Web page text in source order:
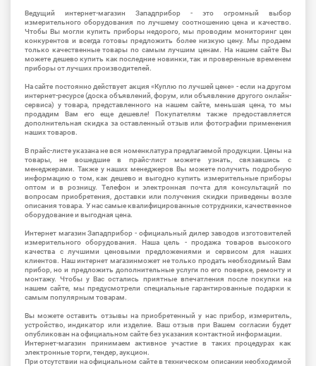
Ведущий интернет-магазин Западприбор - это огромный выбор
измерительного оборудования по лучшему соотношению цена и качество.
Чтобы Вы могли купить приборы недорого, мы проводим мониторинг цен
конкурентов и всегда готовы предложить более низкую цену. Мы продаем
только качественные товары по самым лучшим ценам. На нашем сайте Вы
можете дешево купить как последние новинки, так и проверенные временем
приборы от лучших производителей.
На сайте постоянно действует акция «Куплю по лучшей цене» - если на другом
интернет-ресурсе (доска объявлений, форум, или объявление другого онлайн-
сервиса) у товара, представленного на нашем сайте, меньшая цена, то мы
продадим Вам его еще дешевле! Покупателям также предоставляется
дополнительная скидка за оставленный отзыв или фотографии применения
наших товаров.
В прайс-листе указана не вся номенклатура предлагаемой продукции. Цены на
товары, не вошедшие в прайс-лист можете узнать, связавшись с
менеджерами. Также у наших менеджеров Вы можете получить подробную
информацию о том, как дешево и выгодно купить измерительные приборы
оптом и в розницу. Телефон и электронная почта для консультаций по
вопросам приобретения, доставки или получения скидки приведены возле
описания товара. У нас самые квалифицированные сотрудники, качественное
оборудование и выгодная цена.
Интернет магазин Западприбор - официальный дилер заводов изготовителей
измерительного оборудования. Наша цель - продажа товаров высокого
качества с лучшими ценовыми предложениями и сервисом для наших
клиентов. Наш интернет магазинможет не только продать необходимый Вам
прибор, но и предложить дополнительные услуги по его поверке, ремонту и
монтажу. Чтобы у Вас остались приятные впечатления после покупки на
нашем сайте, мы предусмотрели специальные гарантированные подарки к
самым популярным товарам.
Вы можете оставить отзывы на приобретенный у нас прибор, измеритель,
устройство, индикатор или изделие. Ваш отзыв при Вашем согласии будет
опубликован на официальном сайте без указания контактной информации.
Интернет-магазин принимаем активное участие в таких процедурах как
электронные торги, тендер, аукцион.
При отсутствии на официальном сайте в техническом описании необходимой